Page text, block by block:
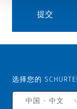
选择您的
中国 - 中文